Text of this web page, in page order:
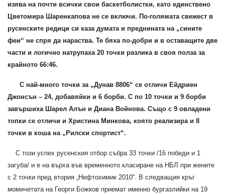
изява на почти всички свои баскетболистки, като единствено
Цветомира Шаренкапова не се включи. По-голямата свежест в
русенските редици си каза думата и преднината на „сините
феи“ не спря да нараства. Те бяха по-добри и в оставащите две
части и логично натрупаха 20 точки разлика в своя полза за
крайното 66:46.
С най-много точки за „Дунав 8806“ се отличи Ейдриен
Джонсън – 24, добавяйки и 6 борби. С по 10 точки и 9 борби
завършиха Шарел Алън и Диана Войнова. Също с 9 овладени
топки се отличи и Христина Минкова, която реализира и 8
точки в коша на „Рилски спортист“.
С този успех русенския отбор събра 33 точки /16 победи и 1
загуба/ и е на върха във временното класиране на НБЛ при жените
с 2 точки пред втория „Нефтохимик 2010“. В следващия кръг
момичетата на Георги Божков приемат именно бургазлийки на 19